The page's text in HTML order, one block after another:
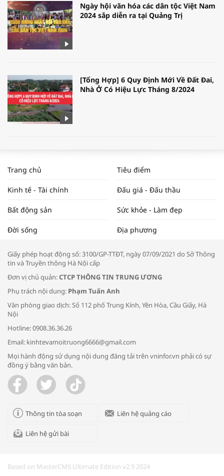
Ngày hội văn hóa các dân tộc Việt Nam
2024 sắp diễn ra tại Quảng Trị
[Tổng Hợp] 6 Quy Định Mới Về Đất Đai,
Nhà Ở Có Hiệu Lực Tháng 8/2024
NAM NĂM 2024 VÀ NĂM 2025 | NHỊP
ĐẬP THỊ TRƯỜNG #62
Tọa đàm “Xúc tiến thương mại: Khơi
Bác sĩ tư vấn cách phòng tránh bệnh
đường hô hấp trong thời tiết giao mùa
Trao yêu thương cho em
Trang chủ Tiêu điểm
Kinh tế - Tài chính Đấu giá - Đấu thầu
Bất động sản Sức khỏe - Làm đẹp
Đời sống Địa phương
Giấy phép hoạt động số: 3100/GP-TTĐT, ngày 07/09/2021 do Sở Thông
tin và Truyền thông Hà Nội cấp
Đơn vị chủ quản:CTCP THÔNG TIN TRUNG ƯƠNG
Phụ trách nội dung: Phạm Tuấn Anh
Văn phòng giao dịch: Số 112 phố Trung Kính, Yên Hòa, Cầu Giấy, Hà
Nội
Hotline: 0908.36.36.26
Email: kinhtevamoitruong6666@gmail.com
Mọi hành động sử dụng nội dung đăng tải trên vninfor.vn phải có sự
đồng ý bằng văn bản.
Thông tin tòa soạn Liên hệ quảng cáo
Liên hệ gửi bài
Based on MasterCMS Ultimate Edition v2.9 2024